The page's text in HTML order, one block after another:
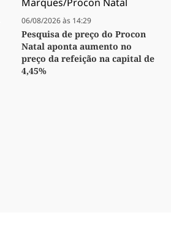
06/08/2026 às 14:29
Pesquisa de preço do Procon
Natal aponta aumento no
preço da refeição na capital de
4,45%